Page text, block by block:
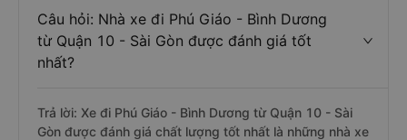
Câu hỏi: Nhà xe đi Phú Giáo - Bình Dương
từ Quận 10 - Sài Gòn được đánh giá tốt
nhất?
Trả lời: Xe đi Phú Giáo - Bình Dương từ Quận 10 - Sài
Gòn được đánh giá chất lượng tốt nhất là những nhà xe